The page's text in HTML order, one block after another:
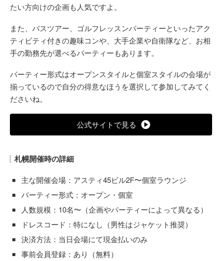
たい方向けの企画も人気ですよ。
また、バスツアー、ゴルフレッスンパーティーといったアク
ティビティ付きの趣味コンや、大手企業や自衛隊など、お相
手の勤務先が選べるパーティーもあります。
パーティー形式はオープンスタイルと個室スタイルの会場が
揃っているので自分の得意なほうを選択して参加してみてく
ださいね。
公式サイトで見る
札幌開催時の詳細
主な開催会場：アスティ45ビル2F〜個室ラウンジ
パーティー形式：オープン・個室
人数規模：10名〜（企画やパーティーによって異なる）
ドレスコード：特になし（男性はジャケット推奨）
決済方法：当日会場にて現金払いのみ
事前会員登録：あり（無料）